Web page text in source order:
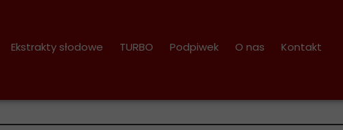
Ekstrakty słodowe TURBO Podpiwek O nas Kontakt